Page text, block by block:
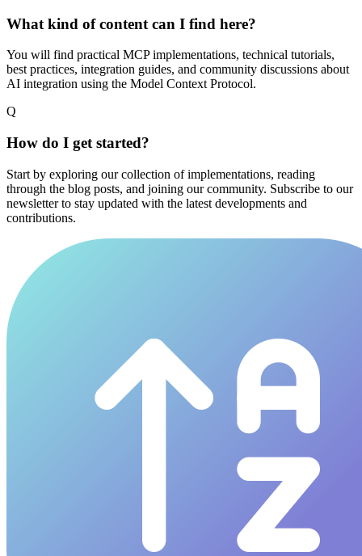
What kind of content can I find here?
You will find practical MCP implementations, technical tutorials,
best practices, integration guides, and community discussions about
AI integration using the Model Context Protocol.
Q
How do I get started?
Start by exploring our collection of implementations, reading
through the blog posts, and joining our community. Subscribe to our
newsletter to stay updated with the latest developments and
contributions.